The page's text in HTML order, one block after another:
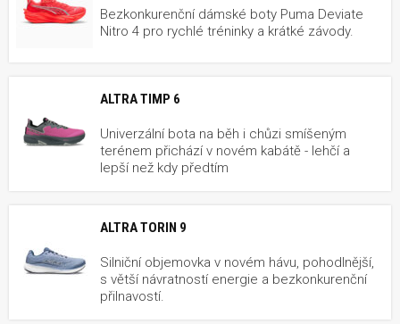
Bezkonkurenční dámské boty Puma Deviate
Nitro 4 pro rychlé tréninky a krátké závody.
ALTRA TIMP 6
Univerzální bota na běh i chůzi smíšeným
terénem přichází v novém kabátě - lehčí a
lepší než kdy předtím
ALTRA TORIN 9
Silniční objemovka v novém hávu, pohodlnější,
s větší návratností energie a bezkonkurenční
přilnavostí.